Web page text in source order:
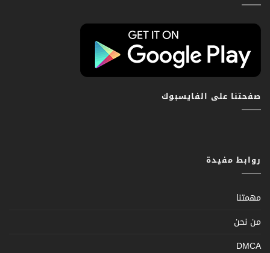
صفحتنا على الفايسبوك
روابط مفيدة
مهمتنا
من نحن
DMCA